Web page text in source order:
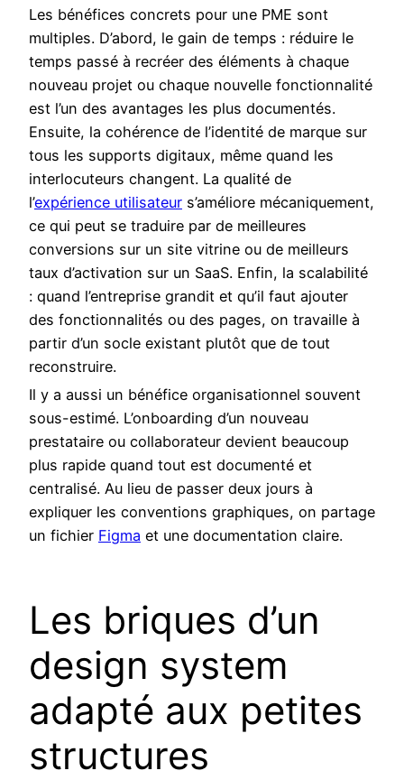
Les bénéfices concrets pour une PME sont
multiples. D’abord, le gain de temps : réduire le
temps passé à recréer des éléments à chaque
nouveau projet ou chaque nouvelle fonctionnalité
est l’un des avantages les plus documentés.
Ensuite, la cohérence de l’identité de marque sur
tous les supports digitaux, même quand les
interlocuteurs changent. La qualité de
l’expérience utilisateur s’améliore mécaniquement,
ce qui peut se traduire par de meilleures
conversions sur un site vitrine ou de meilleurs
taux d’activation sur un SaaS. Enfin, la scalabilité
: quand l’entreprise grandit et qu’il faut ajouter
des fonctionnalités ou des pages, on travaille à
partir d’un socle existant plutôt que de tout
reconstruire.
Il y a aussi un bénéfice organisationnel souvent
sous-estimé. L’onboarding d’un nouveau
prestataire ou collaborateur devient beaucoup
plus rapide quand tout est documenté et
centralisé. Au lieu de passer deux jours à
expliquer les conventions graphiques, on partage
un fichier Figma et une documentation claire.
Les briques d’un
design system
adapté aux petites
structures